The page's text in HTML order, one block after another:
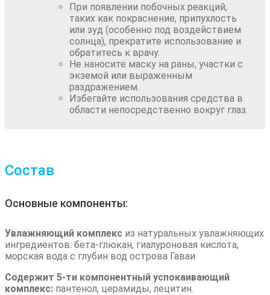
При появлении побочных реакций,
таких как покраснение, припухлость
или зуд (особенно под воздействием
солнца), прекратите использование и
обратитесь к врачу.
Не наносите маску на раны, участки с
экземой или выраженным
раздражением.
Избегайте использования средства в
области непосредственно вокруг глаз.
Состав
Основные компоненты:
Увлажняющий комплекс из натуральных увлажняющих
ингредиентов: бета-глюкан, гиалуроновая кислота,
морская вода с глубин вод острова Гаваи
Содержит 5-ти компонентный успокаивающий
комплекс: пантенол, церамиды, лецитин.